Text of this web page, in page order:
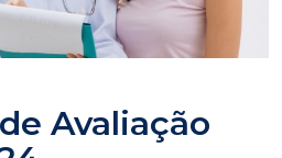
Avaliação